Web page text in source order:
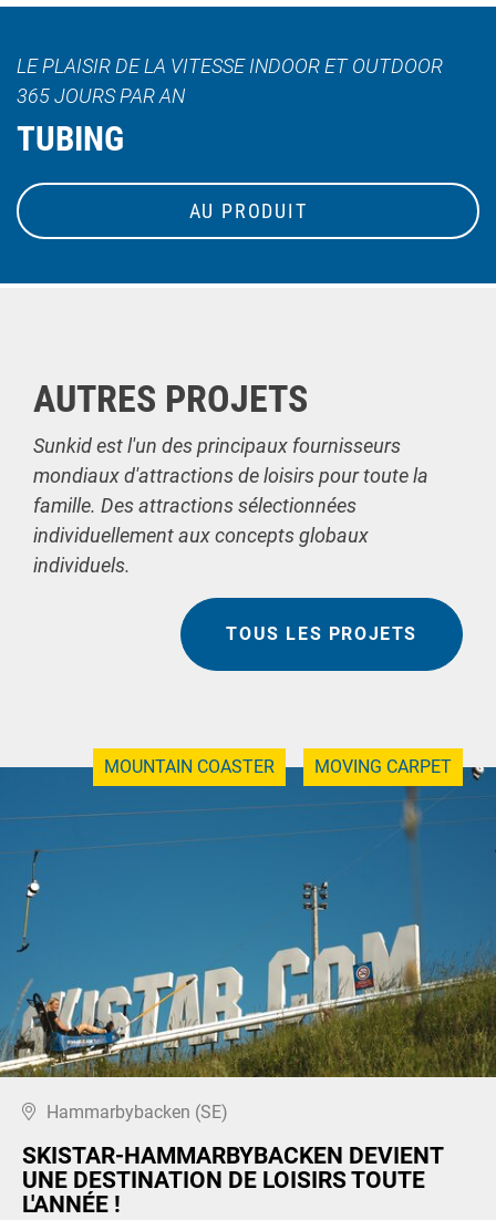
LE PLAISIR DE LA VITESSE INDOOR ET OUTDOOR
365 JOURS PAR AN
TUBING
AU PRODUIT
AUTRES PROJETS
Sunkid est l'un des principaux fournisseurs
mondiaux d'attractions de loisirs pour toute la
famille. Des attractions sélectionnées
individuellement aux concepts globaux
individuels.
TOUS LES PROJETS
MOUNTAIN COASTER MOVING CARPET
Hammarbybacken (SE)
SKISTAR-HAMMARBYBACKEN DEVIENT
UNE DESTINATION DE LOISIRS TOUTE
L'ANNÉE !